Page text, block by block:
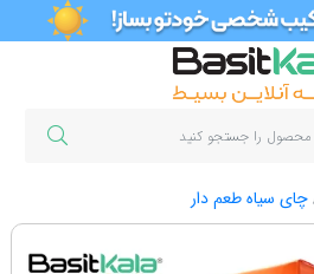
چای سیاه طعم دار